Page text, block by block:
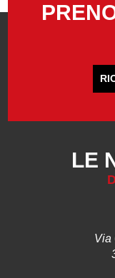
LE
Via